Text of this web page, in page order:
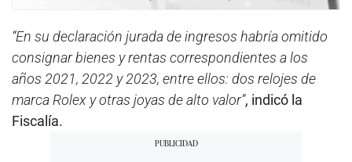
“En su declaración jurada de ingresos habría omitido
consignar bienes y rentas correspondientes a los
años 2021, 2022 y 2023, entre ellos: dos relojes de
marca Rolex y otras joyas de alto valor”, indicó la
Fiscalía.